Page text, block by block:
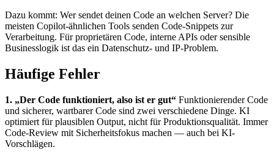
Dazu kommt: Wer sendet deinen Code an welchen Server? Die
meisten Copilot-ähnlichen Tools senden Code-Snippets zur
Verarbeitung. Für proprietären Code, interne APIs oder sensible
Businesslogik ist das ein Datenschutz- und IP-Problem.
Häufige Fehler
1. „Der Code funktioniert, also ist er gut“ Funktionierender Code
und sicherer, wartbarer Code sind zwei verschiedene Dinge. KI
optimiert für plausiblen Output, nicht für Produktionsqualität. Immer
Code-Review mit Sicherheitsfokus machen — auch bei KI-
Vorschlägen.